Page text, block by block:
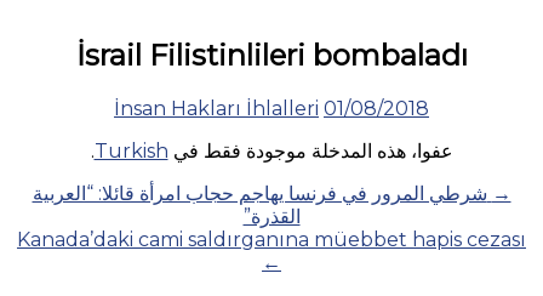
İsrail Filistinlileri bombaladı
01/08/2018
İnsan Hakları İhlalleri
عفوا، هذه المدخلة موجودة فقط في Turkish
.
Posts
navigation
→ شرطي المرور في فرنسا يهاجم حجاب امرأة قائلا: “العربية
القذرة”
Kanada’daki cami saldırganına müebbet hapis cezası
←